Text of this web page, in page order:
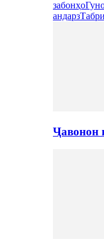
забонҳо
андарз
Ҷавонон